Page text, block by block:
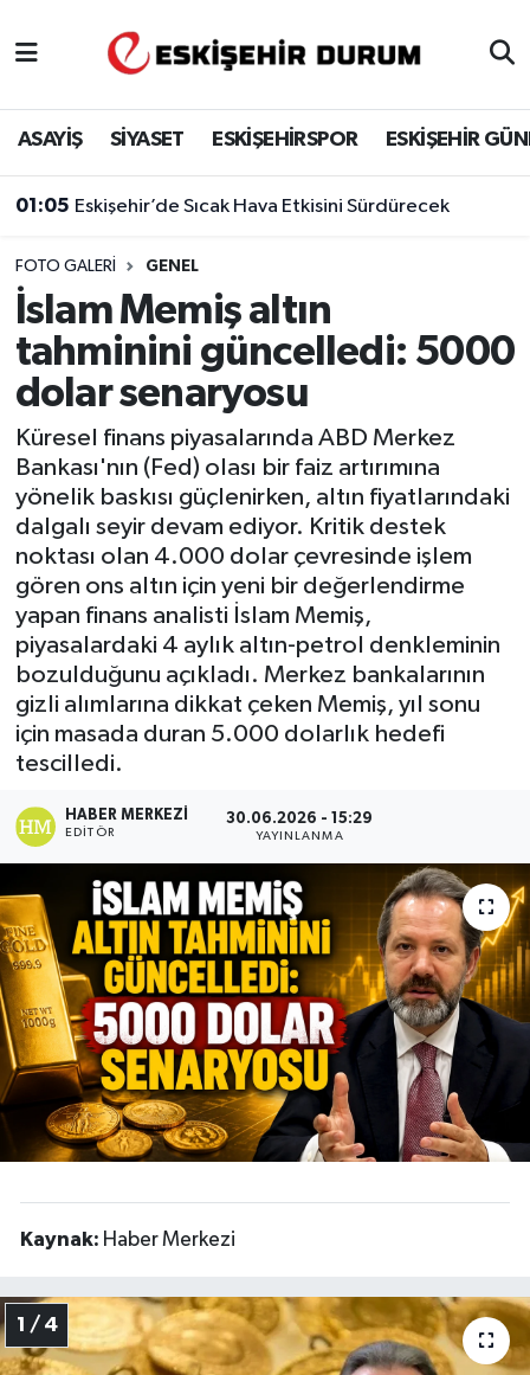
ASAYİŞ SİYASET ESKİŞEHİRSPOR ESKİŞEHİR
01:05 Eskişehir’de Sıcak Hava Etkisini Sürdürecek
FOTO GALERI GENEL
İslam Memiş altın
tahminini güncelledi: 5000
dolar senaryosu
Küresel finans piyasalarında ABD Merkez
Bankası'nın (Fed) olası bir faiz artırımına
yönelik baskısı güçlenirken, altın fiyatlarındaki
dalgalı seyir devam ediyor. Kritik destek
noktası olan 4.000 dolar çevresinde işlem
gören ons altın için yeni bir değerlendirme
yapan finans analisti İslam Memiş,
piyasalardaki 4 aylık altın-petrol denkleminin
bozulduğunu açıkladı. Merkez bankalarının
gizli alımlarına dikkat çeken Memiş, yıl sonu
için masada duran 5.000 dolarlık hedefi
tescilledi.
HABER MERKEZI
EDITÖR
30.06.2026 - 15:29
YAYINLANMA
Kaynak: Haber Merkezi
1 / 4
Eskişehir Hava Durumu
Eskişehir Namaz Vakitleri
Eskişehir Trafik Yoğunluk Haritası
Süper Lig Puan Durumu ve Fikstür
Tüm Manşetler
Son Dakika Haberleri